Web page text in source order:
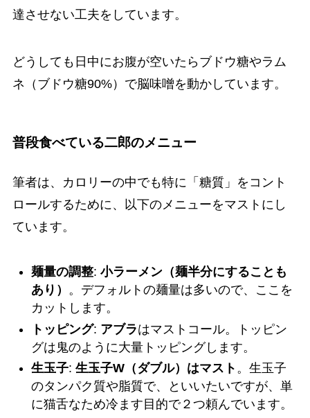
達させない工夫をしています。
どうしても日中にお腹が空いたらブドウ糖やラム
ネ（ブドウ糖90%）で脳味噌を動かしています。
普段食べている二郎のメニュー
筆者は、カロリーの中でも特に「糖質」をコント
ロールするために、以下のメニューをマストにし
ています。
麺量の調整: 小ラーメン（麺半分にすることも
あり） 。デフォルトの麺量は多いので、ここを
カットします。
トッピング: アブラはマストコール。トッピン
グは鬼のように大量トッピングします。
生玉子: 生玉子W（ダブル）はマスト 。生玉子
のタンパク質や脂質で、といいたいですが、単
に猫舌なため冷ます目的で２つ頼んでいます。